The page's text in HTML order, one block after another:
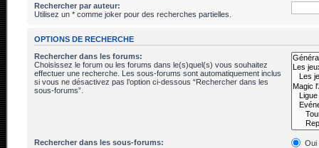
Rechercher par auteur:
Utilisez un * comme joker pour des recherches partielles.
OPTIONS DE RECHERCHE
Rechercher dans les forums:
Choisissez le forum ou les forums dans le(s)quel(s) vous souhaitez
effectuer une recherche. Les sous-forums sont automatiquement inclus
si vous ne désactivez pas l’option ci-dessous “Rechercher dans les
sous-forums”.
Rechercher dans les sous-forums:
Oui